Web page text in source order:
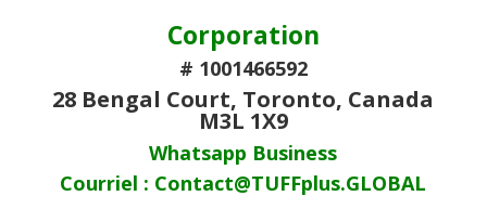
Corporation
# 1001466592
28 Bengal Court, Toronto, Canada
M3L 1X9
Whatsapp Business
Courriel : Contact@TUFFplus.GLOBAL